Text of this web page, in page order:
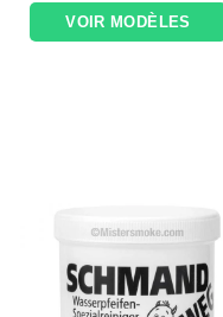
VOIR MODÈLES